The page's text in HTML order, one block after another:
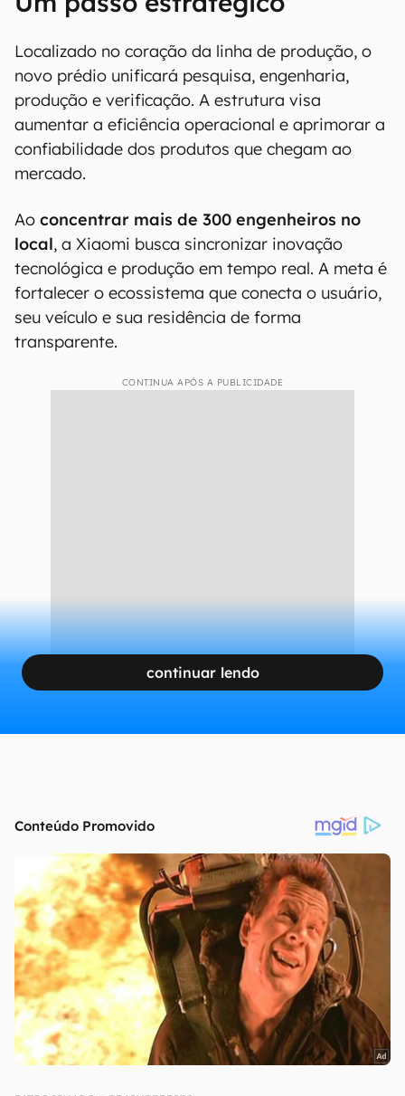
Localizado no coração da linha de produção, o
novo prédio unificará pesquisa, engenharia,
produção e verificação. A estrutura visa
aumentar a eficiência operacional e aprimorar a
confiabilidade dos produtos que chegam ao
mercado.
Ao concentrar mais de 300 engenheiros no
local, a Xiaomi busca sincronizar inovação
tecnológica e produção em tempo real. A meta é
fortalecer o ecossistema que conecta o usuário,
seu veículo e sua residência de forma
transparente.
CONTINUA APÓS A PUBLICIDADE
continuar lendo